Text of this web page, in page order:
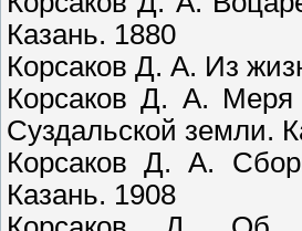
Казань. 1880
Корсаков Д. А. Из
Корсаков Д. А. Меря
Суздальской земли.
Корсаков Д. А.
Казань. 1908